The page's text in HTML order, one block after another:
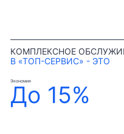
КОМПЛЕКСНОЕ
В «ТОП-СЕРВИС» - ЭТО
Экономия
До 15%